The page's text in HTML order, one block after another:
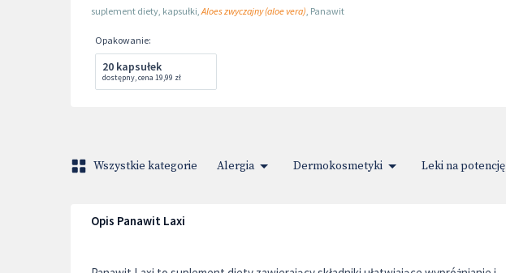
suplement diety, kapsułki,Aloes zwyczajny (aloe vera), Panawit
Opakowanie:
20 kapsułek
dostępny,cena 19,99 zł
Wszystkie kategorie Alergia Dermokosmetyki Leki na potencję
Opis Panawit Laxi